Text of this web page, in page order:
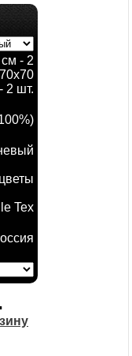
- 2
2 шт.
цветы
Tex